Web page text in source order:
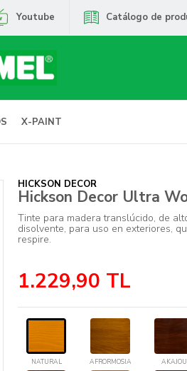
Youtube Catálogo de
X-PAINT
HICKSON DECOR
Hickson Decor Ultra
Tinte para madera translúcido, de
disolvente, para uso en exteriores,
respire.
1.229,90 TL
NATURAL AFRORMOSIA AKAJOU